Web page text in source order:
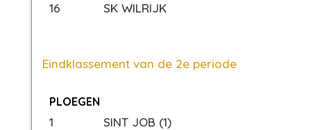
16
SK WILRIJK
Eindklassement van de 2e periode
PLOEGEN
1
SINT JOB (1)